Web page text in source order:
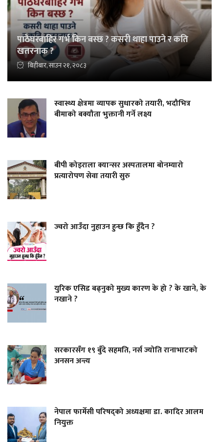
पाठेघरबाहिर गर्भ किन बस्छ ? कसरी थाहा पाउने र कति
खतरनाक ?
बिहीबार, साउन २१, २०८३
स्वास्थ्य क्षेत्रमा व्यापक सुधारको तयारी, भदौभित्र
बीमाको बक्यौता भुक्तानी गर्ने लक्ष्य
बीपी कोइराला क्यान्सर अस्पतालमा बोनम्यारो
प्रत्यारोपण सेवा तयारी सुरु
ज्वरो आउँदा नुहाउन हुन्छ कि हुँदैन ?
युरिक एसिड बढ्नुको मुख्य कारण के हो ? के खाने, के
नखाने ?
सरकारसँग १९ बुँदे सहमति, नर्स ज्योति रानाभाटको
अनसन अन्त्य
नेपाल फार्मेसी परिषद्को अध्यक्षमा डा. कादिर आलम
नियुक्त